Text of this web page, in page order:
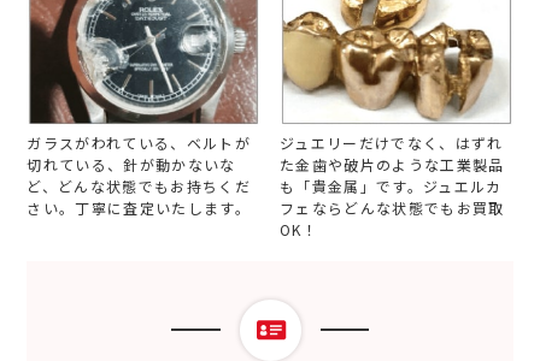
ガラスがわれている、ベルトが
切れている、針が動かないな
ど、どんな状態でもお持ちくだ
さい。丁寧に査定いたします。
ジュエリーだけでなく、はずれ
た金歯や破片のような工業製品
も「貴金属」です。ジュエルカ
フェならどんな状態でもお買取
OK！